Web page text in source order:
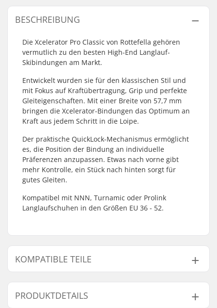
BESCHREIBUNG
Die Xcelerator Pro Classic von Rottefella gehören
vermutlich zu den besten High-End Langlauf-
Skibindungen am Markt.
Entwickelt wurden sie für den klassischen Stil und
mit Fokus auf Kraftübertragung, Grip und perfekte
Gleiteigenschaften. Mit einer Breite von 57,7 mm
bringen die Xcelerator-Bindungen das Optimum an
Kraft aus jedem Schritt in die Loipe.
Der praktische QuickLock-Mechanismus ermöglicht
es, die Position der Bindung an individuelle
Präferenzen anzupassen. Etwas nach vorne gibt
mehr Kontrolle, ein Stück nach hinten sorgt für
gutes Gleiten.
Kompatibel mit NNN, Turnamic oder Prolink
Langlaufschuhen in den Größen EU 36 - 52.
KOMPATIBLE TEILE
Finde Produkte die kompatibel sind mit Rottefella
Xcelerator Pro Classic Bindung:
PRODUKTDETAILS